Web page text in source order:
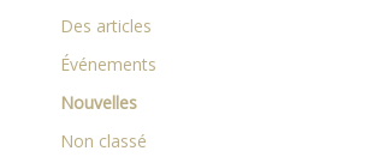
Des articles
Événements
Nouvelles
Non classé